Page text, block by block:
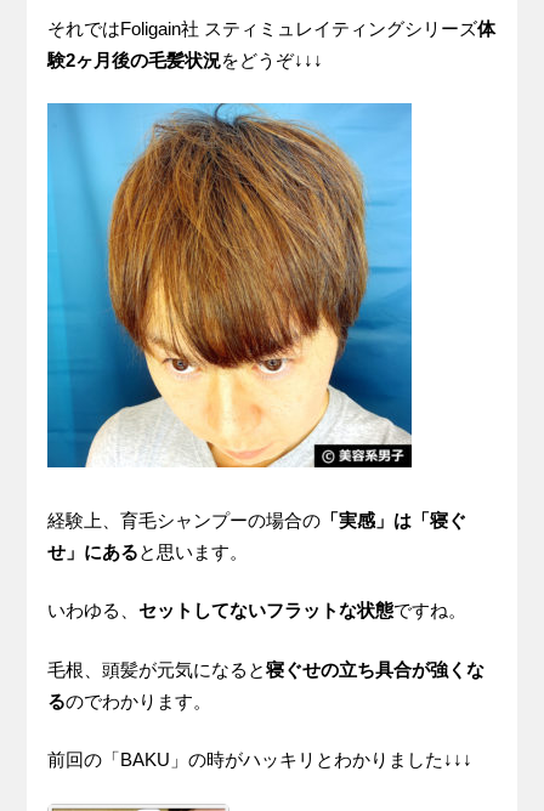
それではFoligain社 スティミュレイティングシリーズ体
験2ヶ月後の毛髪状況をどうぞ↓↓↓
経験上、育毛シャンプーの場合の「実感」は「寝ぐ
せ」にあると思います。
いわゆる、 セットしてないフラットな状態ですね。
毛根、頭髪が元気になると寝ぐせの立ち具合が強くな
るのでわかります。
前回の「BAKU」の時がハッキリとわかりました↓↓↓